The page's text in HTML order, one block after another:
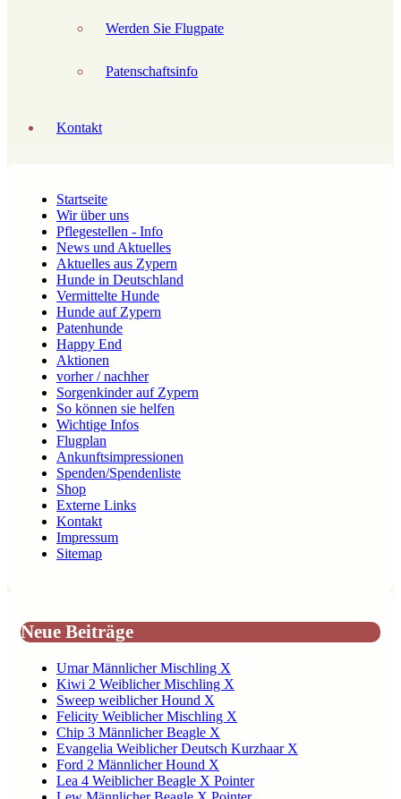
Werden Sie Flugpate
Patenschaftsinfo
Kontakt
Startseite
Wir über uns
Pflegestellen - Info
News und Aktuelles
Aktuelles aus Zypern
Hunde in Deutschland
Vermittelte Hunde
Hunde auf Zypern
Patenhunde
Happy End
Aktionen
vorher / nachher
Sorgenkinder auf Zypern
So können sie helfen
Wichtige Infos
Flugplan
Ankunftsimpressionen
Spenden/Spendenliste
Shop
Externe Links
Kontakt
Impressum
Sitemap
Neue Beiträge
Umar Männlicher Mischling X
Kiwi 2 Weiblicher Mischling X
Sweep weiblicher Hound X
Felicity Weiblicher Mischling X
Chip 3 Männlicher Beagle X
Evangelia Weiblicher Deutsch Kurzhaar X
Ford 2 Männlicher Hound X
Lea 4 Weiblicher Beagle X Pointer